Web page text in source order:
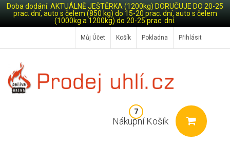
Doba dodání: AKTUÁLNĚ JEŠTĚRKA (1200kg) DORUČUJE DO 20-25
prac. dní, auto s čelem (850 kg) do 15-20 prac. dní, auto s čelem
(1000kg a 1200kg) do 20-25 prac. dní.
Můj Účet Košík Pokladna Přihlásit
Nákupní Košík
7